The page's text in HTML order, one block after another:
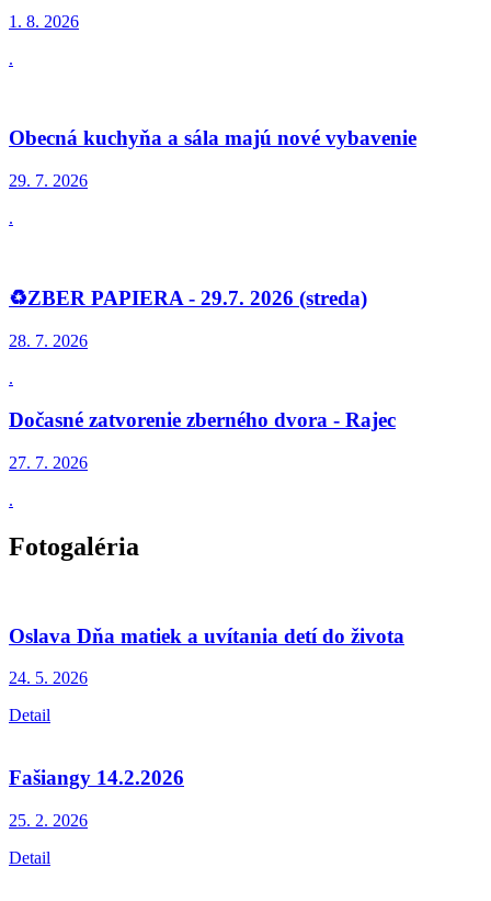
1. 8. 2026
.
Obecná kuchyňa a sála majú nové vybavenie
29. 7. 2026
.
♻️ZBER PAPIERA - 29.7. 2026 (streda)
28. 7. 2026
.
Dočasné zatvorenie zberného dvora - Rajec
27. 7. 2026
.
Fotogaléria
Oslava Dňa matiek a uvítania detí do života
24. 5. 2026
Detail
Fašiangy 14.2.2026
25. 2. 2026
Detail